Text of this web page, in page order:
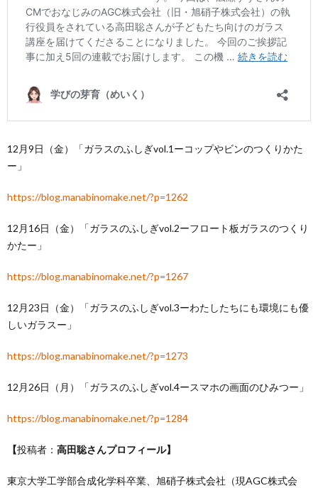
12月9日（金）「ガラスのふしぎvol.1ーコップやビンのつくりかた
ー」
https://blog.manabinomake.net/?p=1262
12月16日（金）「ガラスのふしぎvol.2ーフロート板ガラスのつくり
かたー」
https://blog.manabinomake.net/?p=1267
12月23日（金）「ガラスのふしぎvol.3ーわたしたちにも環境にも優
しいガラスー」
https://blog.manabinomake.net/?p=1273
12月26日（月）「ガラスのふしぎvol.4ースマホの画面のひみつー」
https://blog.manabinomake.net/?p=1284
【投稿者： 高田聡さんプロフィール】
東京大学工学部合成化学科卒業、旭硝子株式会社（現AGC株式会